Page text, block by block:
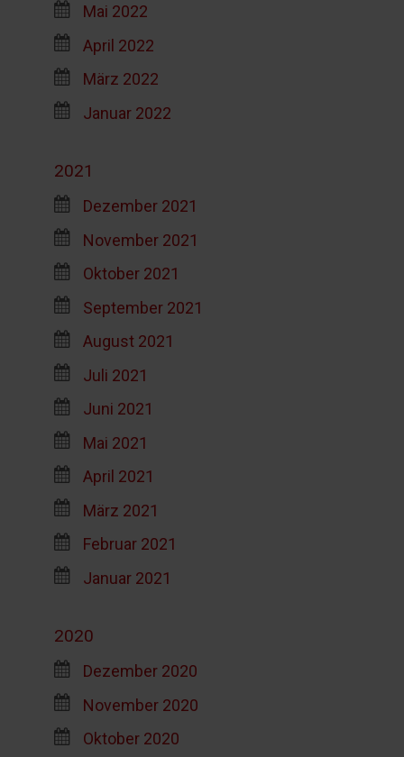
Mai 2022
April 2022
März 2022
Januar 2022
2021
Dezember 2021
November 2021
Oktober 2021
September 2021
August 2021
Juli 2021
Juni 2021
Mai 2021
April 2021
März 2021
Februar 2021
Januar 2021
2020
Dezember 2020
November 2020
Oktober 2020